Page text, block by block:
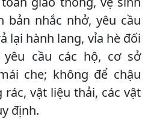
bản nhắc nhở, yêu cầu
lại hành lang, vỉa hè đối
cầu các hộ, cơ sở
che; không để chậu
rác, vật liệu thải, các vật
định.